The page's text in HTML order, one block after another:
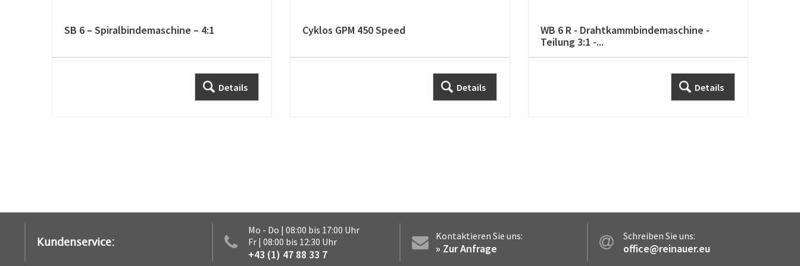
SB 6 – Spiralbindemaschine – 4:1
Details
Cyklos GPM 450 Speed
Details
WB 6 R - Drahtkammbindemaschine -
Teilung 3:1 -...
Details
Kundenservice:
Mo - Do | 08:00 bis 17:00 Uhr
Fr | 08:00 bis 12:30 Uhr
+43 (1) 47 88 33 7
Kontaktieren Sie uns:
» Zur Anfrage
Schreiben Sie uns:
office@reinauer.eu